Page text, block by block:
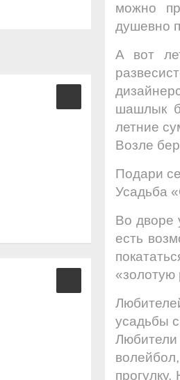
можно
душевно
А вот
шашлык
летние
Возле
Подари
Усадьба
Во дворе
есть
«золотую
усадьбы